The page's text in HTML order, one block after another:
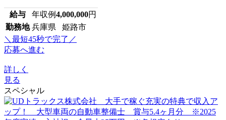
給与 年収例4,000,000円
勤務地 兵庫県 姫路市
＼最短45秒で完了／
応募へ進む
詳しく
見る
スペシャル